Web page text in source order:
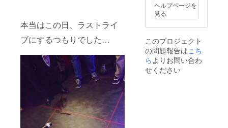
本当はこの日、ラストライ
ブにするつもりでした…
ばっかり
だった。
東京藝大に
落ち、浪人
も許されな
かったので
女子美に流
ヘルプページを
見る
このプロジェクト
の問題報告はこち
らよりお問い合わ
せください